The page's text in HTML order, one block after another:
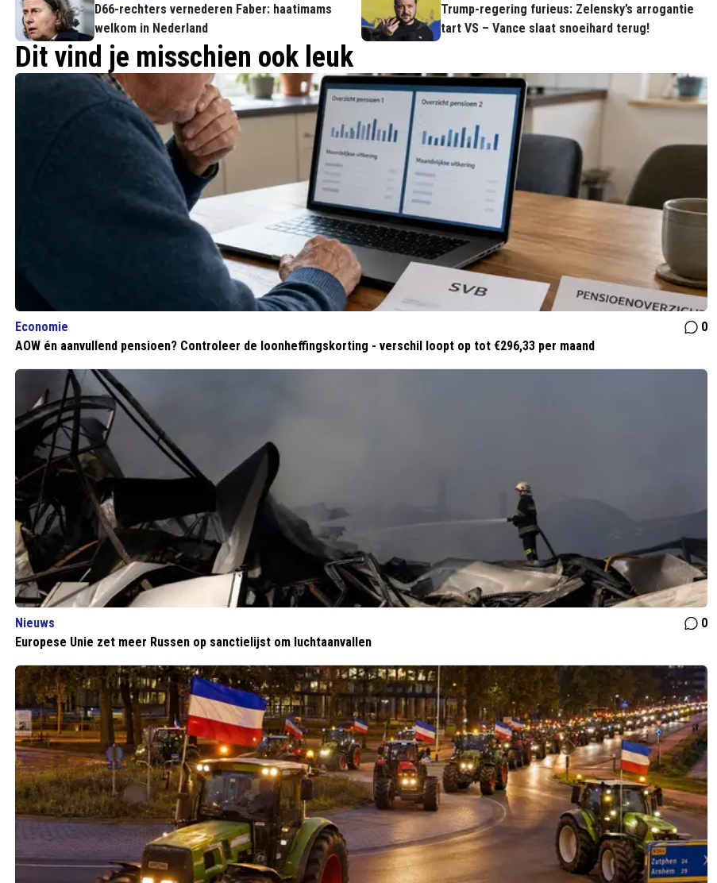
D66-rechters vernederen Faber: haatimams
welkom in Nederland
Trump-regering furieus: Zelensky’s arrogantie
tart VS – Vance slaat snoeihard terug!
Dit vind je misschien ook leuk
Economie
0
AOW én aanvullend pensioen? Controleer de loonheffingskorting - verschil loopt op tot €296,33 per maand
Nieuws
0
Europese Unie zet meer Russen op sanctielijst om luchtaanvallen